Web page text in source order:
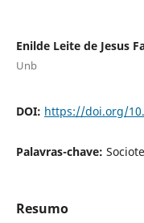
Enilde Leite de Jesus
Unb
DOI: https://doi.org/
Palavras-chave:
Resumo